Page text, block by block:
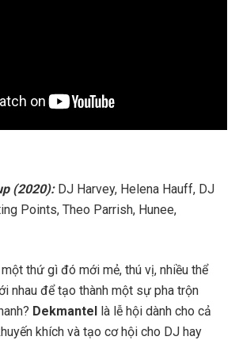
(2020):DJ Harvey, Helena Hauff, DJ
Points, Theo Parrish, Hunee,
thứ gì đó mới mẻ, thú vị, nhiều thể
nhau để tạo thành một sự pha trộn
Dekmantel là lễ hội dành cho cả
khích và tạo cơ hội cho DJ hay